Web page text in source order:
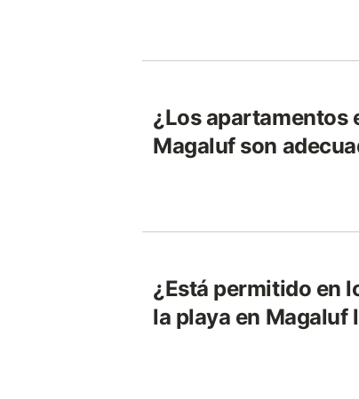
¿Los apartamentos
Magaluf son
¿Está permitido en
la playa en Magaluf